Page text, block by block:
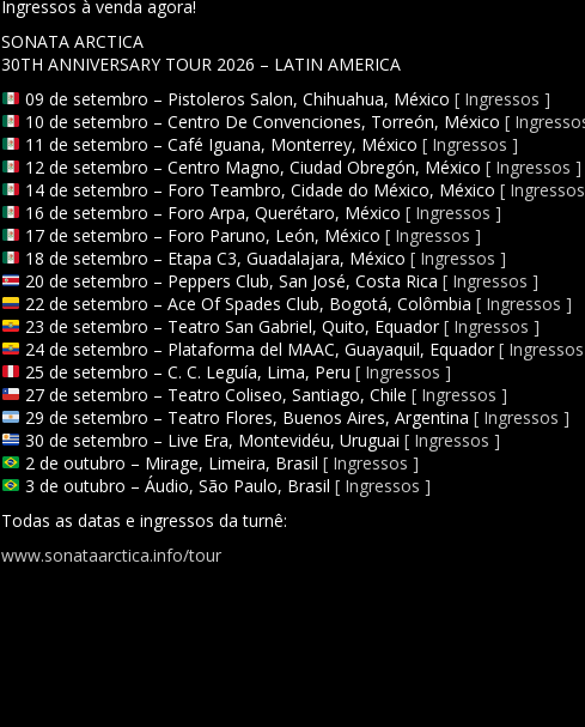
Ingressos à venda agora!
SONATA ARCTICA
30TH ANNIVERSARY TOUR 2026 – LATIN AMERICA
09 de setembro – Pistoleros Salon, Chihuahua, México [ Ingressos ]
10 de setembro – Centro De Convenciones, Torreón, México [
11 de setembro – Café Iguana, Monterrey, México [ Ingressos ]
12 de setembro – Centro Magno, Ciudad Obregón, México [ Ingressos ]
14 de setembro – Foro Teambro, Cidade do México, México [
16 de setembro – Foro Arpa, Querétaro, México [ Ingressos ]
17 de setembro – Foro Paruno, León, México [ Ingressos ]
18 de setembro – Etapa C3, Guadalajara, México [ Ingressos ]
20 de setembro – Peppers Club, San José, Costa Rica [ Ingressos ]
22 de setembro – Ace Of Spades Club, Bogotá, Colômbia [ Ingressos ]
23 de setembro – Teatro San Gabriel, Quito, Equador[ Ingressos ]
24 de setembro – Plataforma del MAAC, Guayaquil, Equador[
25 de setembro – C. C. Leguía, Lima, Peru [ Ingressos ]
27 de setembro – Teatro Coliseo, Santiago, Chile [ Ingressos ]
29 de setembro – Teatro Flores, Buenos Aires, Argentina [ Ingressos ]
30 de setembro – Live Era, Montevidéu, Uruguai [ Ingressos ]
2 de outubro – Mirage, Limeira, Brasil [ Ingressos ]
3 de outubro – Áudio, São Paulo, Brasil [ Ingressos ]
Todas as datas e ingressos da turnê:
www.sonataarctica.info/tour